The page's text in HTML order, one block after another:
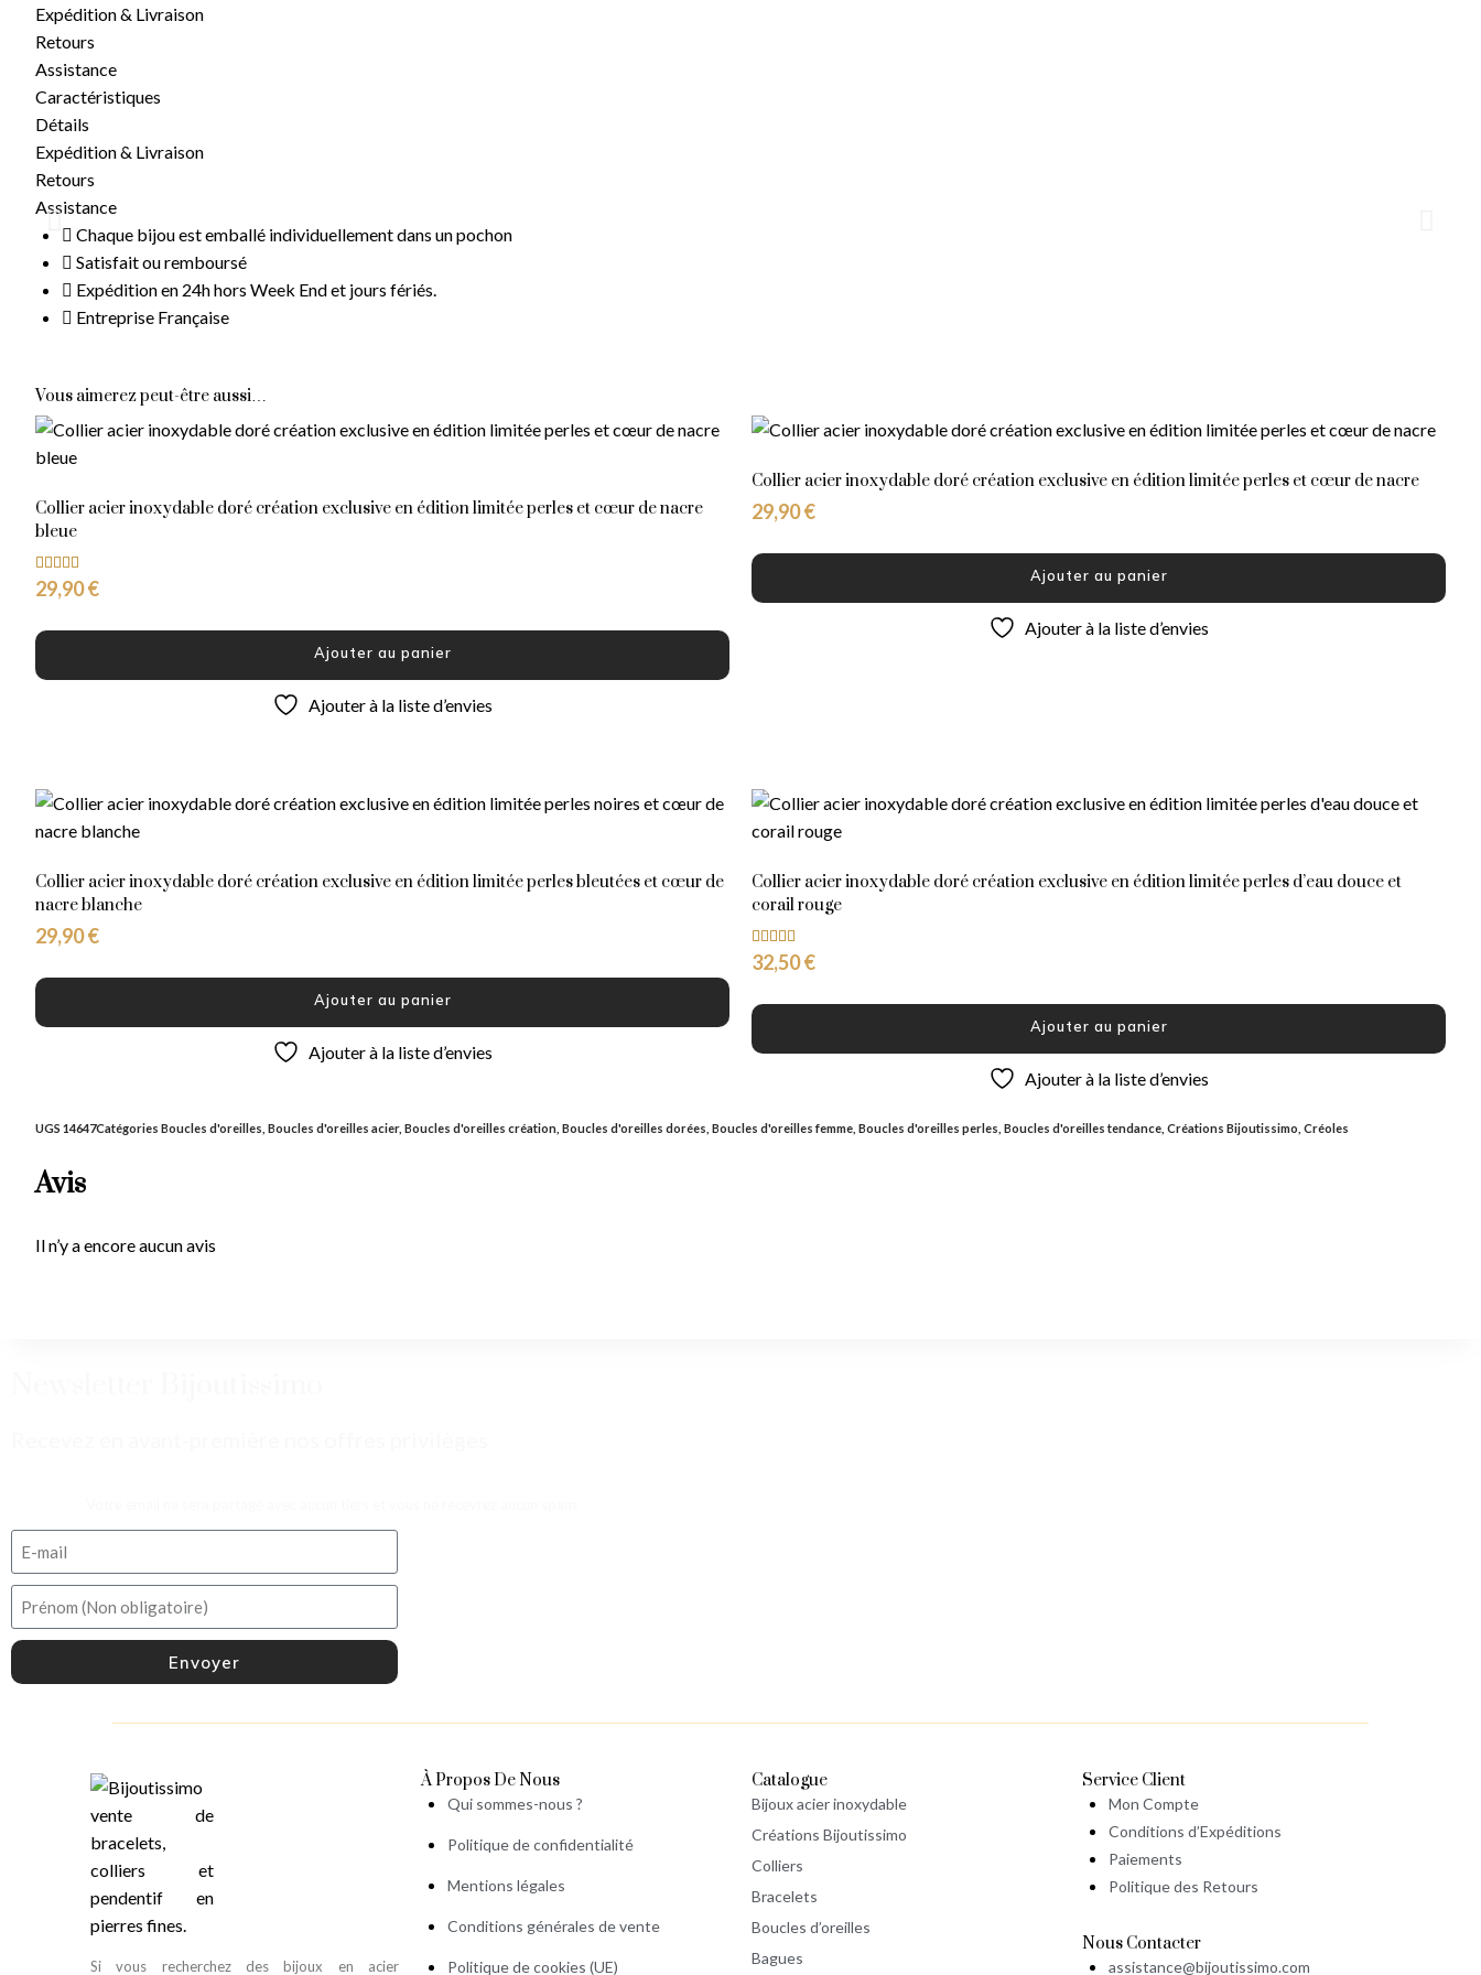
Expédition & Livraison
Retours
Assistance
Caractéristiques
Détails
Expédition & Livraison
Retours
Assistance
Livraison Gratuite
Chaque bijou est emballé individuellement dans un pochon
Satisfait ou remboursé
Expédition en 24h hors Week End et jours fériés.
Entreprise Française
Vous aimerez peut-être aussi…
Collier acier inoxydable doré création exclusive en édition limitée perles et cœur de nacre
bleue
Note
5.00
29,90€
Ajouter au panier
Ajouter à la liste d’envies
Collier acier inoxydable doré création exclusive en édition limitée perles et cœur de nacre
29,90€
Ajouter au panier
Ajouter à la liste d’envies
Collier acier inoxydable doré création exclusive en édition limitée perles bleutées et cœur de
nacre blanche
29,90€
Ajouter au panier
Ajouter à la liste d’envies
Collier acier inoxydable doré création exclusive en édition limitée perles d’eau douce et
corail rouge
Note
5.00
32,50€
Ajouter au panier
Ajouter à la liste d’envies
UGS 14647Catégories Boucles d'oreilles Boucles d'oreilles acier, Boucles d'oreilles création Boucles d'oreilles dorées Boucles d'oreilles femme Boucles d'oreilles perles Boucles d'oreilles tendance Créations Bijoutissimo Créoles
Avis
Il n’y a encore aucun avis
Envoyer
Si vous recherchez des bijoux en acier
À Propos De Nous
Qui sommes-nous ?
Politique de confidentialité
Mentions légales
Conditions générales de vente
Politique de cookies (UE)
Catalogue
Bijoux acier inoxydable
Créations Bijoutissimo
Colliers
Bracelets
Boucles d’oreilles
Bagues
Service Client
Mon Compte
Conditions d’Expéditions
Paiements
Politique des Retours
Nous Contacter
assistance@bijoutissimo.com